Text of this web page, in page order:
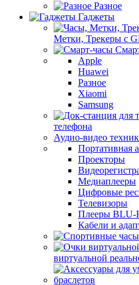
Разное
Гаджеты
Метки, Трекеры с
Apple
Huawei
Разное
Xiaomi
Samsung
телефона
Аудио-видео
Портативная
Проекторы
Медиаплееры
Цифровые
Телевизоры
Плееры BLU-
Кабели и
виртуальной